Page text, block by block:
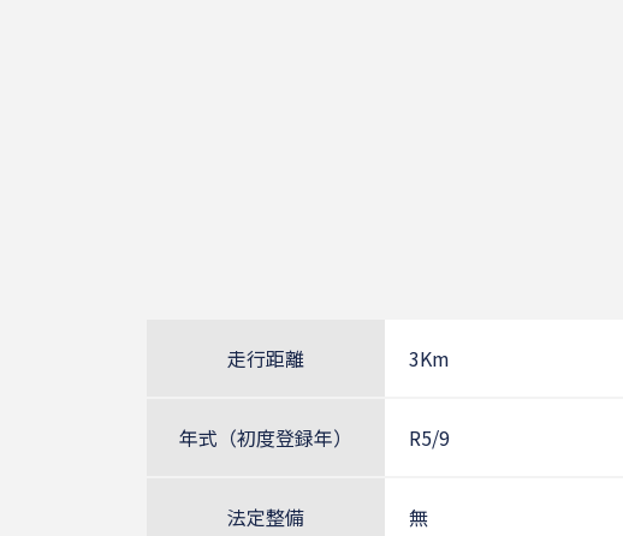
走行距離 3Km
年式（初度登録年） R5/9
法定整備 無